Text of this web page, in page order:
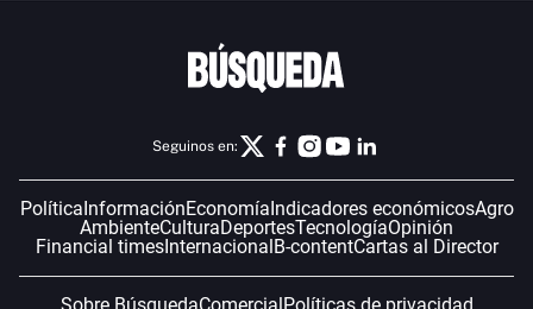
Seguinos en:
PolíticaInformaciónEconomíaIndicadores económicosAgro
AmbienteCulturaDeportesTecnologíaOpinión
Financial timesInternacionalB-contentCartas al Director
Sobre BúsquedaComercialPolíticas de privacidad